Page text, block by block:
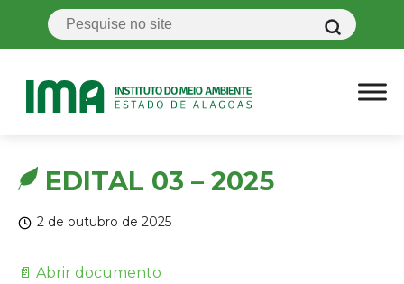
EDITAL 03 – 2025
2 de outubro de 2025
📄 Abrir documento